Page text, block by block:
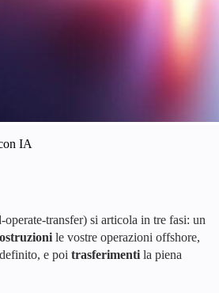
IA
transfer) si articola in tre fasi: un
le vostre operazioni offshore,
e poi trasferimenti la piena